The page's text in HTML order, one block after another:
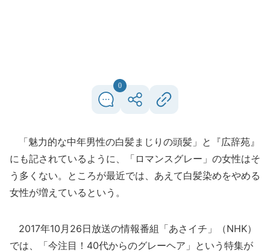
0
「魅力的な中年男性の白髪まじりの頭髪」と『広辞苑』
にも記されているように、「ロマンスグレー」の女性はそ
う多くない。ところが最近では、あえて白髪染めをやめる
女性が増えているという。
2017年10月26日放送の情報番組「あさイチ」（NHK）
では、「今注目！40代からのグレーヘア」という特集が